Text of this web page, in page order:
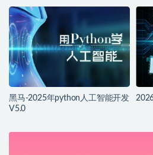
黑马-2025年python人工智能开发
V5.0